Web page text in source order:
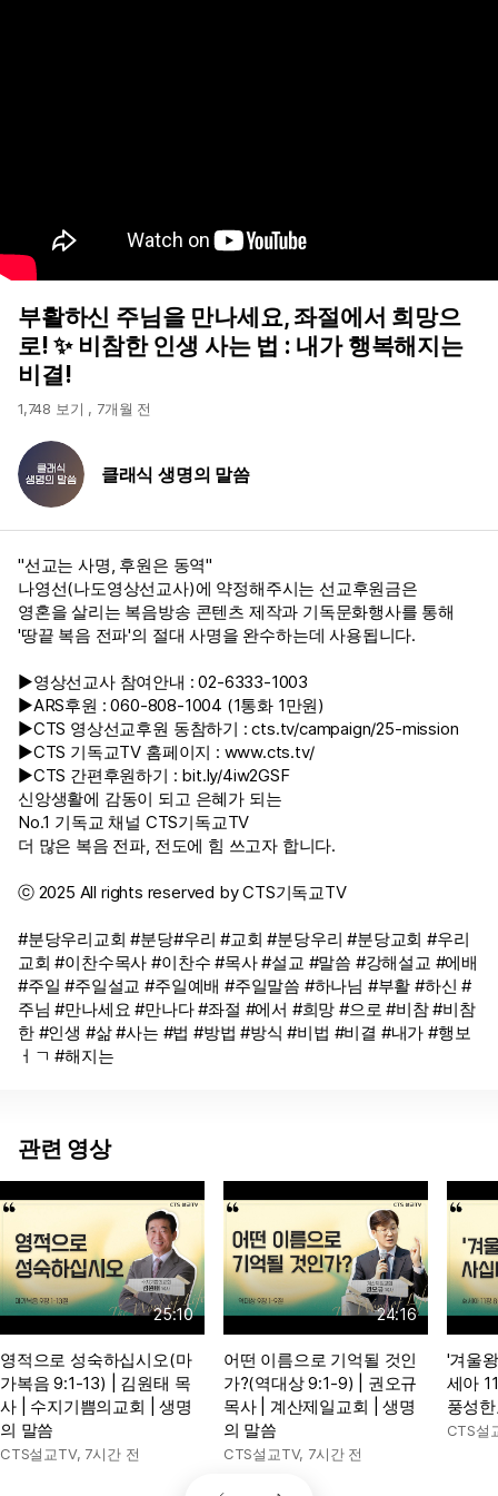
부활하신 주님을 만나세요, 좌절에서 희망으
로! ✨ 비참한 인생 사는 법 : 내가 행복해지는
비결!
1,748 보기 , 7개월 전
클래식 생명의 말씀
"선교는 사명, 후원은 동역"
나영선(나도영상선교사)에 약정해주시는 선교후원금은
영혼을 살리는 복음방송 콘텐츠 제작과 기독문화행사를 통해
'땅끝 복음 전파'의 절대 사명을 완수하는데 사용됩니다.
▶영상선교사 참여안내 : 02-6333-1003
▶ARS후원 : 060-808-1004 (1통화 1만원)
▶CTS 영상선교후원 동참하기 :cts.tv/campaign/25-mission
▶CTS 기독교TV 홈페이지 : www.cts.tv/
▶CTS 간편후원하기 : bit.ly/4iw2GSF
신앙생활에 감동이 되고 은혜가 되는
No.1 기독교 채널 CTS기독교TV
더 많은 복음 전파, 전도에 힘 쓰고자 합니다.
ⓒ 2025 All rights reserved by CTS기독교TV
#분당우리교회 #분당#우리 #교회 #분당우리 #분당교회 #우리
교회 #이찬수목사 #이찬수 #목사 #설교 #말씀 #강해설교 #에배
#주일 #주일설교 #주일예배 #주일말씀 #하나님 #부활 #하신 #
주님 #만나세요 #만나다 #좌절 #에서 #희망 #으로 #비참 #비참
한 #인생 #삶 #사는 #법 #방법 #방식 #비법 #비결 #내가 #행보
ㅓㄱ #해지는
관련 영상
25:10
영적으로 성숙하십시오(마
가복음 9:1-13) | 김원태 목
사 | 수지기쁨의교회 | 생명
의 말씀
CTS설교TV, 7시간 전
24:16
어떤 이름으로 기억될 것인
가?(역대상 9:1-9) | 권오규
목사 | 계산제일교회 | 생명
의 말씀
CTS설교TV, 7시간 전
'겨울
세아
풍성
CTS설